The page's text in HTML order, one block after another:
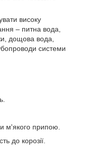
високу
– питна вода,
дощова вода,
системи
м'якого припою.
до корозії.